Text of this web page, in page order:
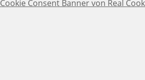
Cookie Consent Banner von Real